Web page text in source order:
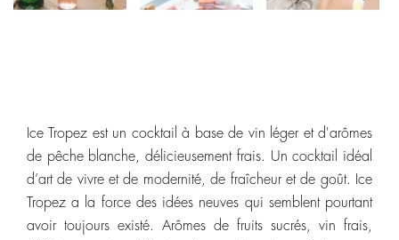
Ice Tropez est un cocktail à base de vin léger et d'arômes
de pêche blanche, délicieusement frais. Un cocktail idéal
d’art de vivre et de modernité, de fraîcheur et de goût. Ice
Tropez a la force des idées neuves qui semblent pourtant
avoir toujours existé. Arômes de fruits sucrés, vin frais,